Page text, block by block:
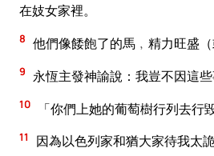
在妓女家裡。
8 他們像餧飽了的馬﹐精力旺盛
9 永恆主發神諭說：我豈不因這
10 「你們上她的葡萄樹行列去行
11 因為以色列家和猶大家待我太